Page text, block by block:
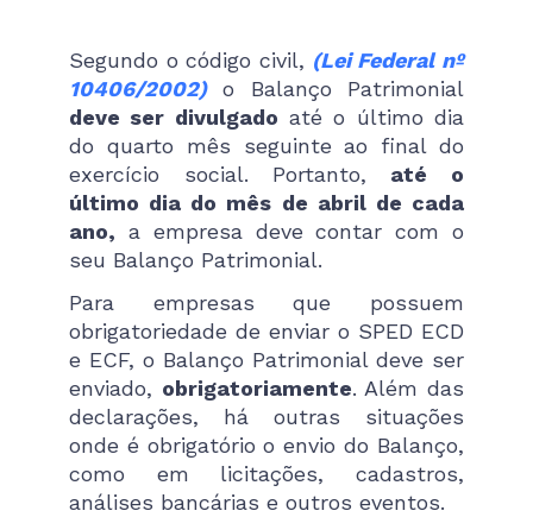
Segundo o código civil, (Lei Federal nº
10406/2002)o Balanço Patrimonial
deve ser divulgado até o último dia
do quarto mês seguinte ao final do
exercício social. Portanto, até o
último dia do mês de abril de cada
ano, a empresa deve contar com o
seu Balanço Patrimonial.
Para empresas que possuem
obrigatoriedade de enviar o SPED ECD
e ECF, o Balanço Patrimonial deve ser
enviado, obrigatoriamente. Além das
declarações, há outras situações
onde é obrigatório o envio do Balanço,
como em licitações, cadastros,
análises bancárias e outros eventos.